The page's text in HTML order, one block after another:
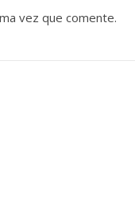
vez que comente.